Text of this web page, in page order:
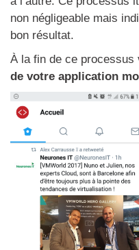
non négligeable mais
bon résultat.
À la fin de ce processus
de votre application